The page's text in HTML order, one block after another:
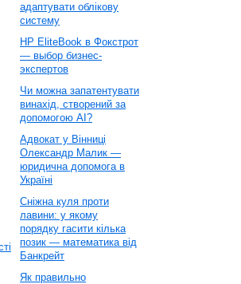
адаптувати облікову
систему
HP EliteBook в Фокстрот
— выбор бизнес-
экспертов
Чи можна запатентувати
винахід, створений за
допомогою AI?
Адвокат у Вінниці
Олександр Малик —
юридична допомога в
Україні
Сніжна куля проти
лавини: у якому
порядку гасити кілька
позик — математика від
Банкрейт
Як правильно